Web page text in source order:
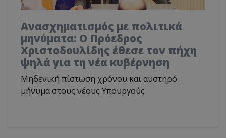
Ανασχηματισμός με πολιτικά
μηνύματα: Ο Πρόεδρος
Χριστοδουλίδης έθεσε τον πήχη
ψηλά για τη νέα κυβέρνηση
Μηδενική πίστωση χρόνου και αυστηρό
μήνυμα στους νέους Υπουργούς